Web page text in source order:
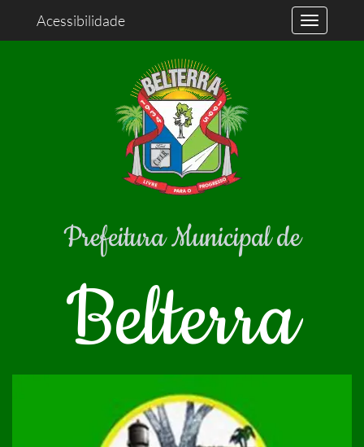
Acessibilidade
Prefeitura Municipal de
Belterra